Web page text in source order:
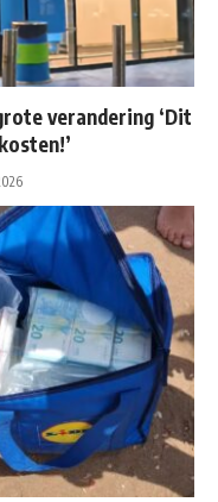
verandering ‘Dit